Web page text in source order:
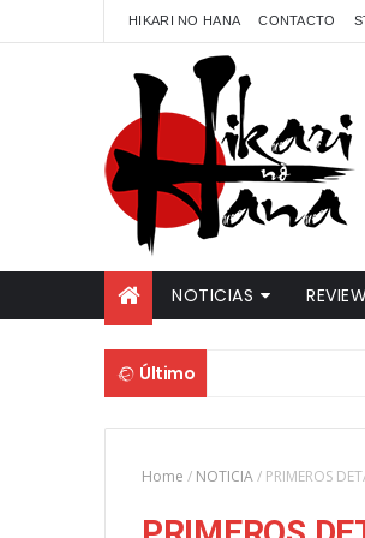
HIKARI NO HANA CONTACTO
NOTICIAS
Último
Home / NOTICIA/ PRIMEROS